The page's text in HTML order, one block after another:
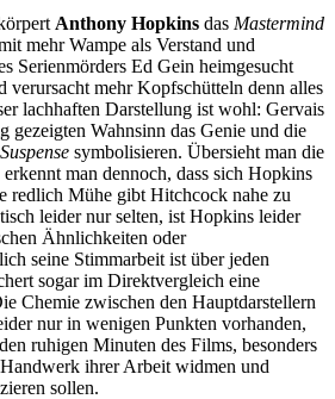
Anthony Hopkins das Mastermind
mehr Wampe als Verstand und
Serienmörders Ed Gein heimgesucht
verursacht mehr Kopfschütteln denn alles
lachhaften Darstellung ist wohl: Gervais
gezeigten Wahnsinn das Genie und die
symbolisieren. Übersieht man die
man dennoch, dass sich Hopkins
redlich Mühe gibt Hitchcock nahe zu
leider nur selten, ist Hopkins leider
Ähnlichkeiten oder
seine Stimmarbeit ist über jeden
sogar im Direktvergleich eine
Chemie zwischen den Hauptdarstellern
nur in wenigen Punkten vorhanden,
ruhigen Minuten des Films, besonders
ihrer Arbeit widmen und
sollen.